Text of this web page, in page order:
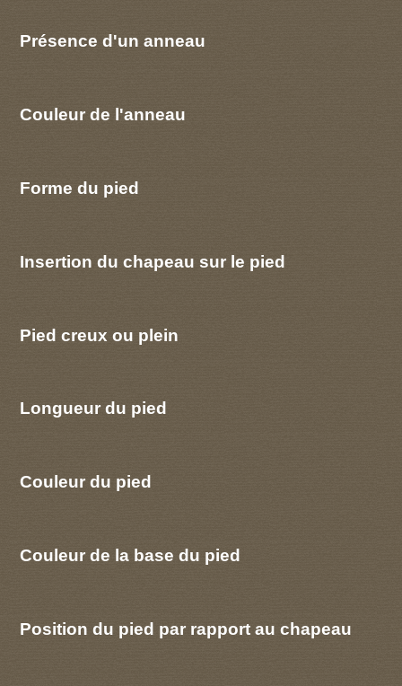
Présence d'un anneau
Couleur de l'anneau
Forme du pied
Insertion du chapeau sur le pied
Pied creux ou plein
Longueur du pied
Couleur du pied
Couleur de la base du pied
Position du pied par rapport au chapeau